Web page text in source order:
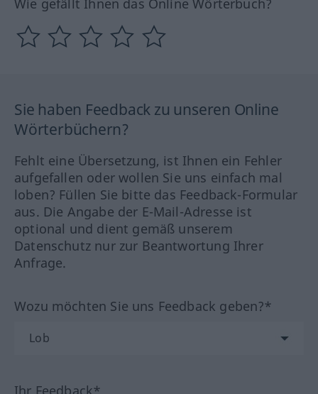
Wie gefällt Ihnen das Online Wörterbuch?
Sie haben Feedback zu unseren Online
Wörterbüchern?
Fehlt eine Übersetzung, ist Ihnen ein Fehler
aufgefallen oder wollen Sie uns einfach mal
loben? Füllen Sie bitte das Feedback-Formular
aus. Die Angabe der E-Mail-Adresse ist
optional und dient gemäß unserem
Datenschutz nur zur Beantwortung Ihrer
Anfrage.
Wozu möchten Sie uns Feedback geben?*
Ihr Feedback*